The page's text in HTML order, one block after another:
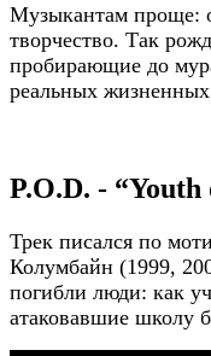
Музыкантам проще:
творчество. Так
пробирающие до
реальных жизненных
P.O.D. -
Трек писался по
Колумбайн (1999,
погибли люди: как
атаковавшие школу